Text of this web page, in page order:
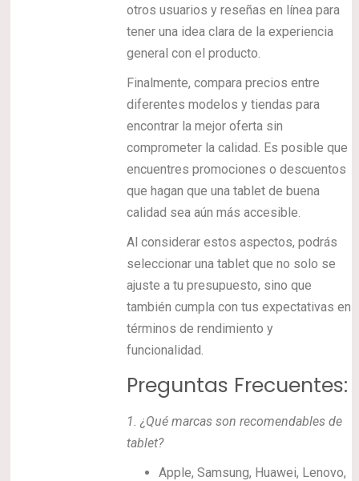
otros usuarios y reseñas en línea para
tener una idea clara de la experiencia
general con el producto.
Finalmente, compara precios entre
diferentes modelos y tiendas para
encontrar la mejor oferta sin
comprometer la calidad. Es posible que
encuentres promociones o descuentos
que hagan que una tablet de buena
calidad sea aún más accesible.
Al considerar estos aspectos, podrás
seleccionar una tablet que no solo se
ajuste a tu presupuesto, sino que
también cumpla con tus expectativas en
términos de rendimiento y
funcionalidad.
Preguntas Frecuentes:
1.¿Qué marcas son recomendables de
tablet?
Apple, Samsung, Huawei, Lenovo,